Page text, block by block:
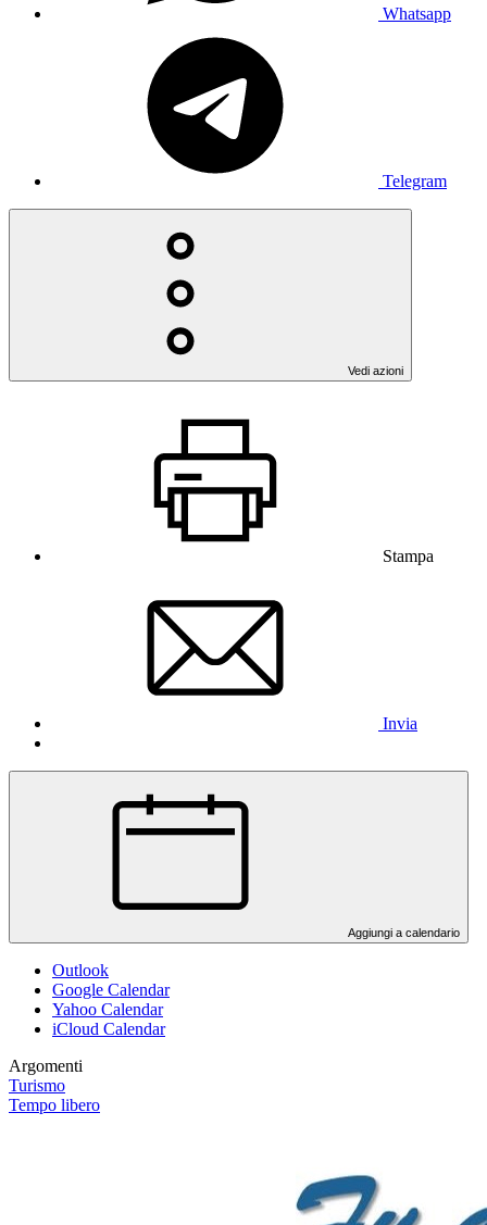
Whatsapp
Telegram
Vedi azioni
Stampa
Invia
Aggiungi a calendario
Outlook
Google Calendar
Yahoo Calendar
iCloud Calendar
Argomenti
Turismo
Tempo libero